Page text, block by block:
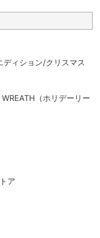
ィション/クリスマス
（ホリデーリー
ア